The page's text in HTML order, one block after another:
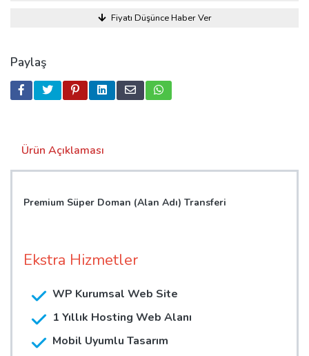
Fiyatı Düşünce Haber Ver
Paylaş
Ürün Açıklaması
Premium Süper Doman (Alan Adı) Transferi
Ekstra Hizmetler
WP Kurumsal Web Site
1 Yıllık Hosting Web Alanı
Mobil Uyumlu Tasarım